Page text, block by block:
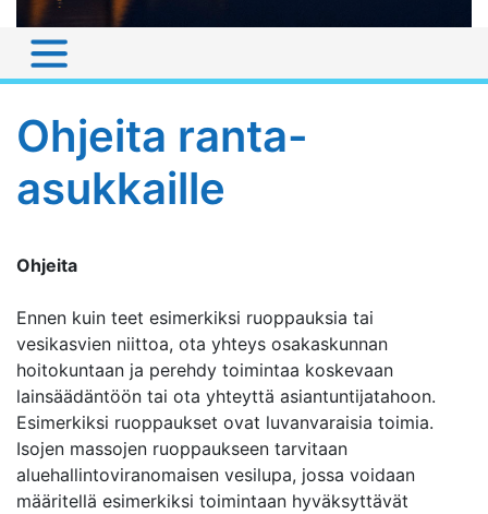
Ohjeita ranta-
asukkaille
Ohjeita
Ennen kuin teet esimerkiksi ruoppauksia tai
vesikasvien niittoa, ota yhteys osakaskunnan
hoitokuntaan ja perehdy toimintaa koskevaan
lainsäädäntöön tai ota yhteyttä asiantuntijatahoon.
Esimerkiksi ruoppaukset ovat luvanvaraisia toimia.
Isojen massojen ruoppaukseen tarvitaan
aluehallintoviranomaisen vesilupa, jossa voidaan
määritellä esimerkiksi toimintaan hyväksyttävät